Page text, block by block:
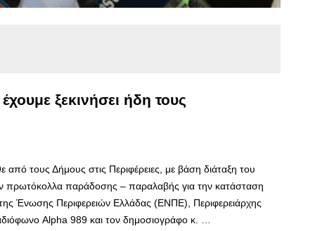
ξεκινήσει ήδη τους
τους Δήμους στις Περιφέρειες, με βάση διάταξη του
πρωτόκολλα παράδοσης – παραλαβής για την κατάσταση
Ένωσης Περιφερειών Ελλάδας (ΕΝΠΕ), Περιφερειάρχης
Alpha 989 και τον δημοσιογράφο κ. …